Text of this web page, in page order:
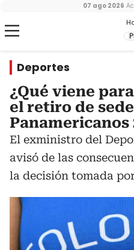
07 ago 2026
Deportes
¿Qué viene
el retiro de
Panamericanos
El exministro del
avisó de las
la decisión tomada